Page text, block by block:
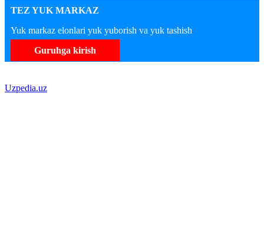
TEZ YUK MARKAZ
Yuk markaz elonlari yuk yuborish va yuk tashish
Guruhga kirish
Uzpedia.uz